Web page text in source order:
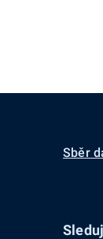
Sběr